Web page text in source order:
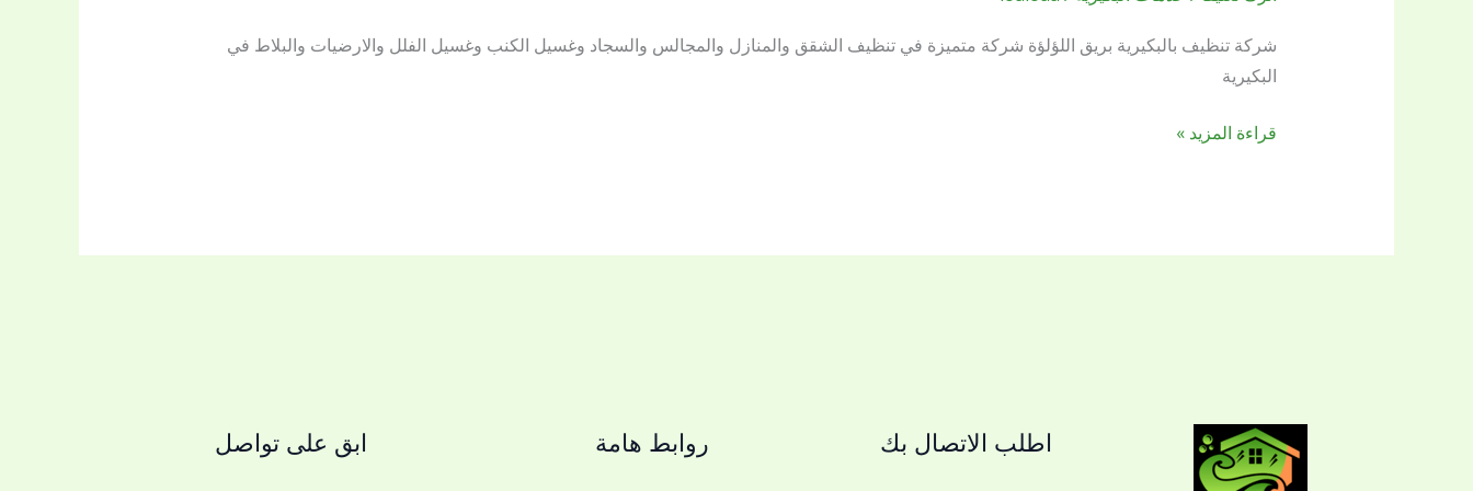
شركة تنظيف بالبكيرية بريق اللؤلؤة شركة متميزة في تنظيف الشقق والمنازل والمجالس والسجاد وغسيل الكنب وغسيل الفلل والارضيات والبلاط في
البكيرية
بالبكيرية
بريق
اللؤلؤة
من
بين
قراءة المزيد »
اطلب الاتصال بك روابط هامة ابق على تواصل